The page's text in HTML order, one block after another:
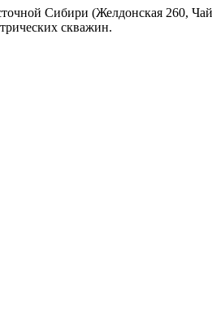
Сибири (Желдонская 260,
скважин.